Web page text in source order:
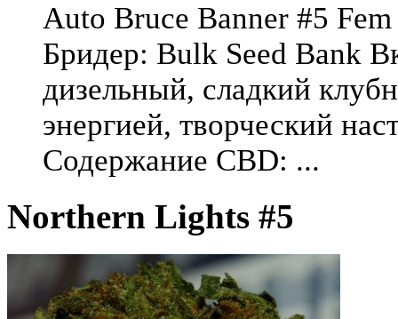
Auto Bruce Banner #5
Бридер: Bulk Seed Bank
дизельный, сладкий
энергией, творческий
Содержание CBD: ...
Northern Lights #5